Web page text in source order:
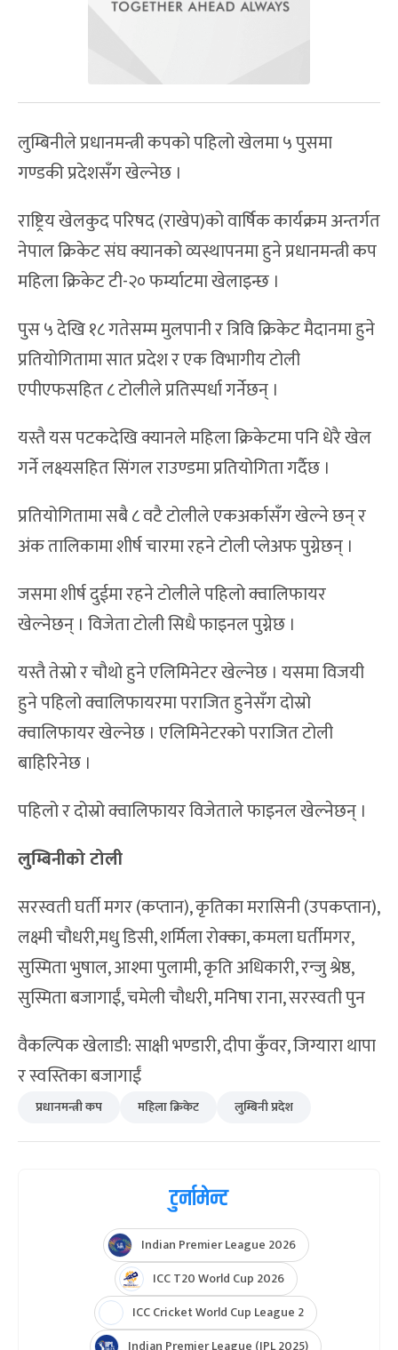
लुम्बिनीले प्रधानमन्त्री कपको पहिलो खेलमा ५ पुसमा
गण्डकी प्रदेशसँग खेल्नेछ ।
राष्ट्रिय खेलकुद परिषद (राखेप)को वार्षिक कार्यक्रम अन्तर्गत
नेपाल क्रिकेट संघ क्यानको व्यस्थापनमा हुने प्रधानमन्त्री कप
महिला क्रिकेट टी-२० फर्म्याटमा खेलाइन्छ ।
पुस ५ देखि १८ गतेसम्म मुलपानी र त्रिवि क्रिकेट मैदानमा हुने
प्रतियोगितामा सात प्रदेश र एक विभागीय टोली
एपीएफसहित ८ टोलीले प्रतिस्पर्धा गर्नेछन् ।
यस्तै यस पटकदेखि क्यानले महिला क्रिकेटमा पनि धेरै खेल
गर्ने लक्ष्यसहित सिंगल राउण्डमा प्रतियोगिता गर्दैछ ।
प्रतियोगितामा सबै ८ वटै टोलीले एकअर्कासँग खेल्ने छन् र
अंक तालिकामा शीर्ष चारमा रहने टोली प्लेअफ पुग्नेछन् ।
जसमा शीर्ष दुईमा रहने टोलीले पहिलो क्वालिफायर
खेल्नेछन् । विजेता टोली सिधै फाइनल पुग्नेछ ।
यस्तै तेस्रो र चौथो हुने एलिमिनेटर खेल्नेछ । यसमा विजयी
हुने पहिलो क्वालिफायरमा पराजित हुनेसँग दोस्रो
क्वालिफायर खेल्नेछ । एलिमिनेटरको पराजित टोली
बाहिरिनेछ ।
पहिलो र दोस्रो क्वालिफायर विजेताले फाइनल खेल्नेछन् ।
सरस्वती घर्ती मगर (कप्तान), कृतिका मरासिनी (उपकप्तान),
लक्ष्मी चौधरी,मधु डिसी, शर्मिला रोक्का, कमला घर्तीमगर,
सुस्मिता भुषाल, आश्मा पुलामी, कृति अधिकारी, रन्जु श्रेष्ठ,
सुस्मिता बजागाईं, चमेली चौधरी, मनिषा राना, सरस्वती पुन